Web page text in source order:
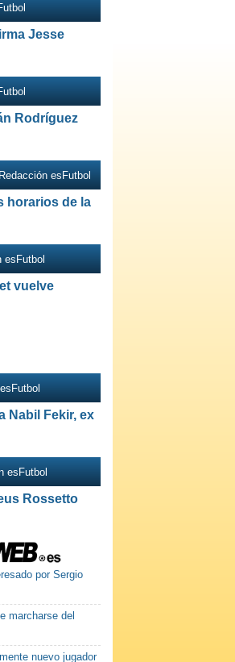
Jesse
Rodríguez
esFutbol
horarios de la
esFutbol
vuelve
Nabil Fekir, ex
esFutbol
Rossetto
por Sergio
marcharse del
nuevo jugador